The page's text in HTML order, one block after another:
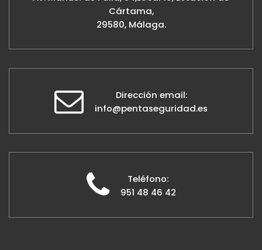
Cártama,
29580, Málaga.
Dirección email:
info@pentaseguridad.es
Teléfono:
951 48 46 42